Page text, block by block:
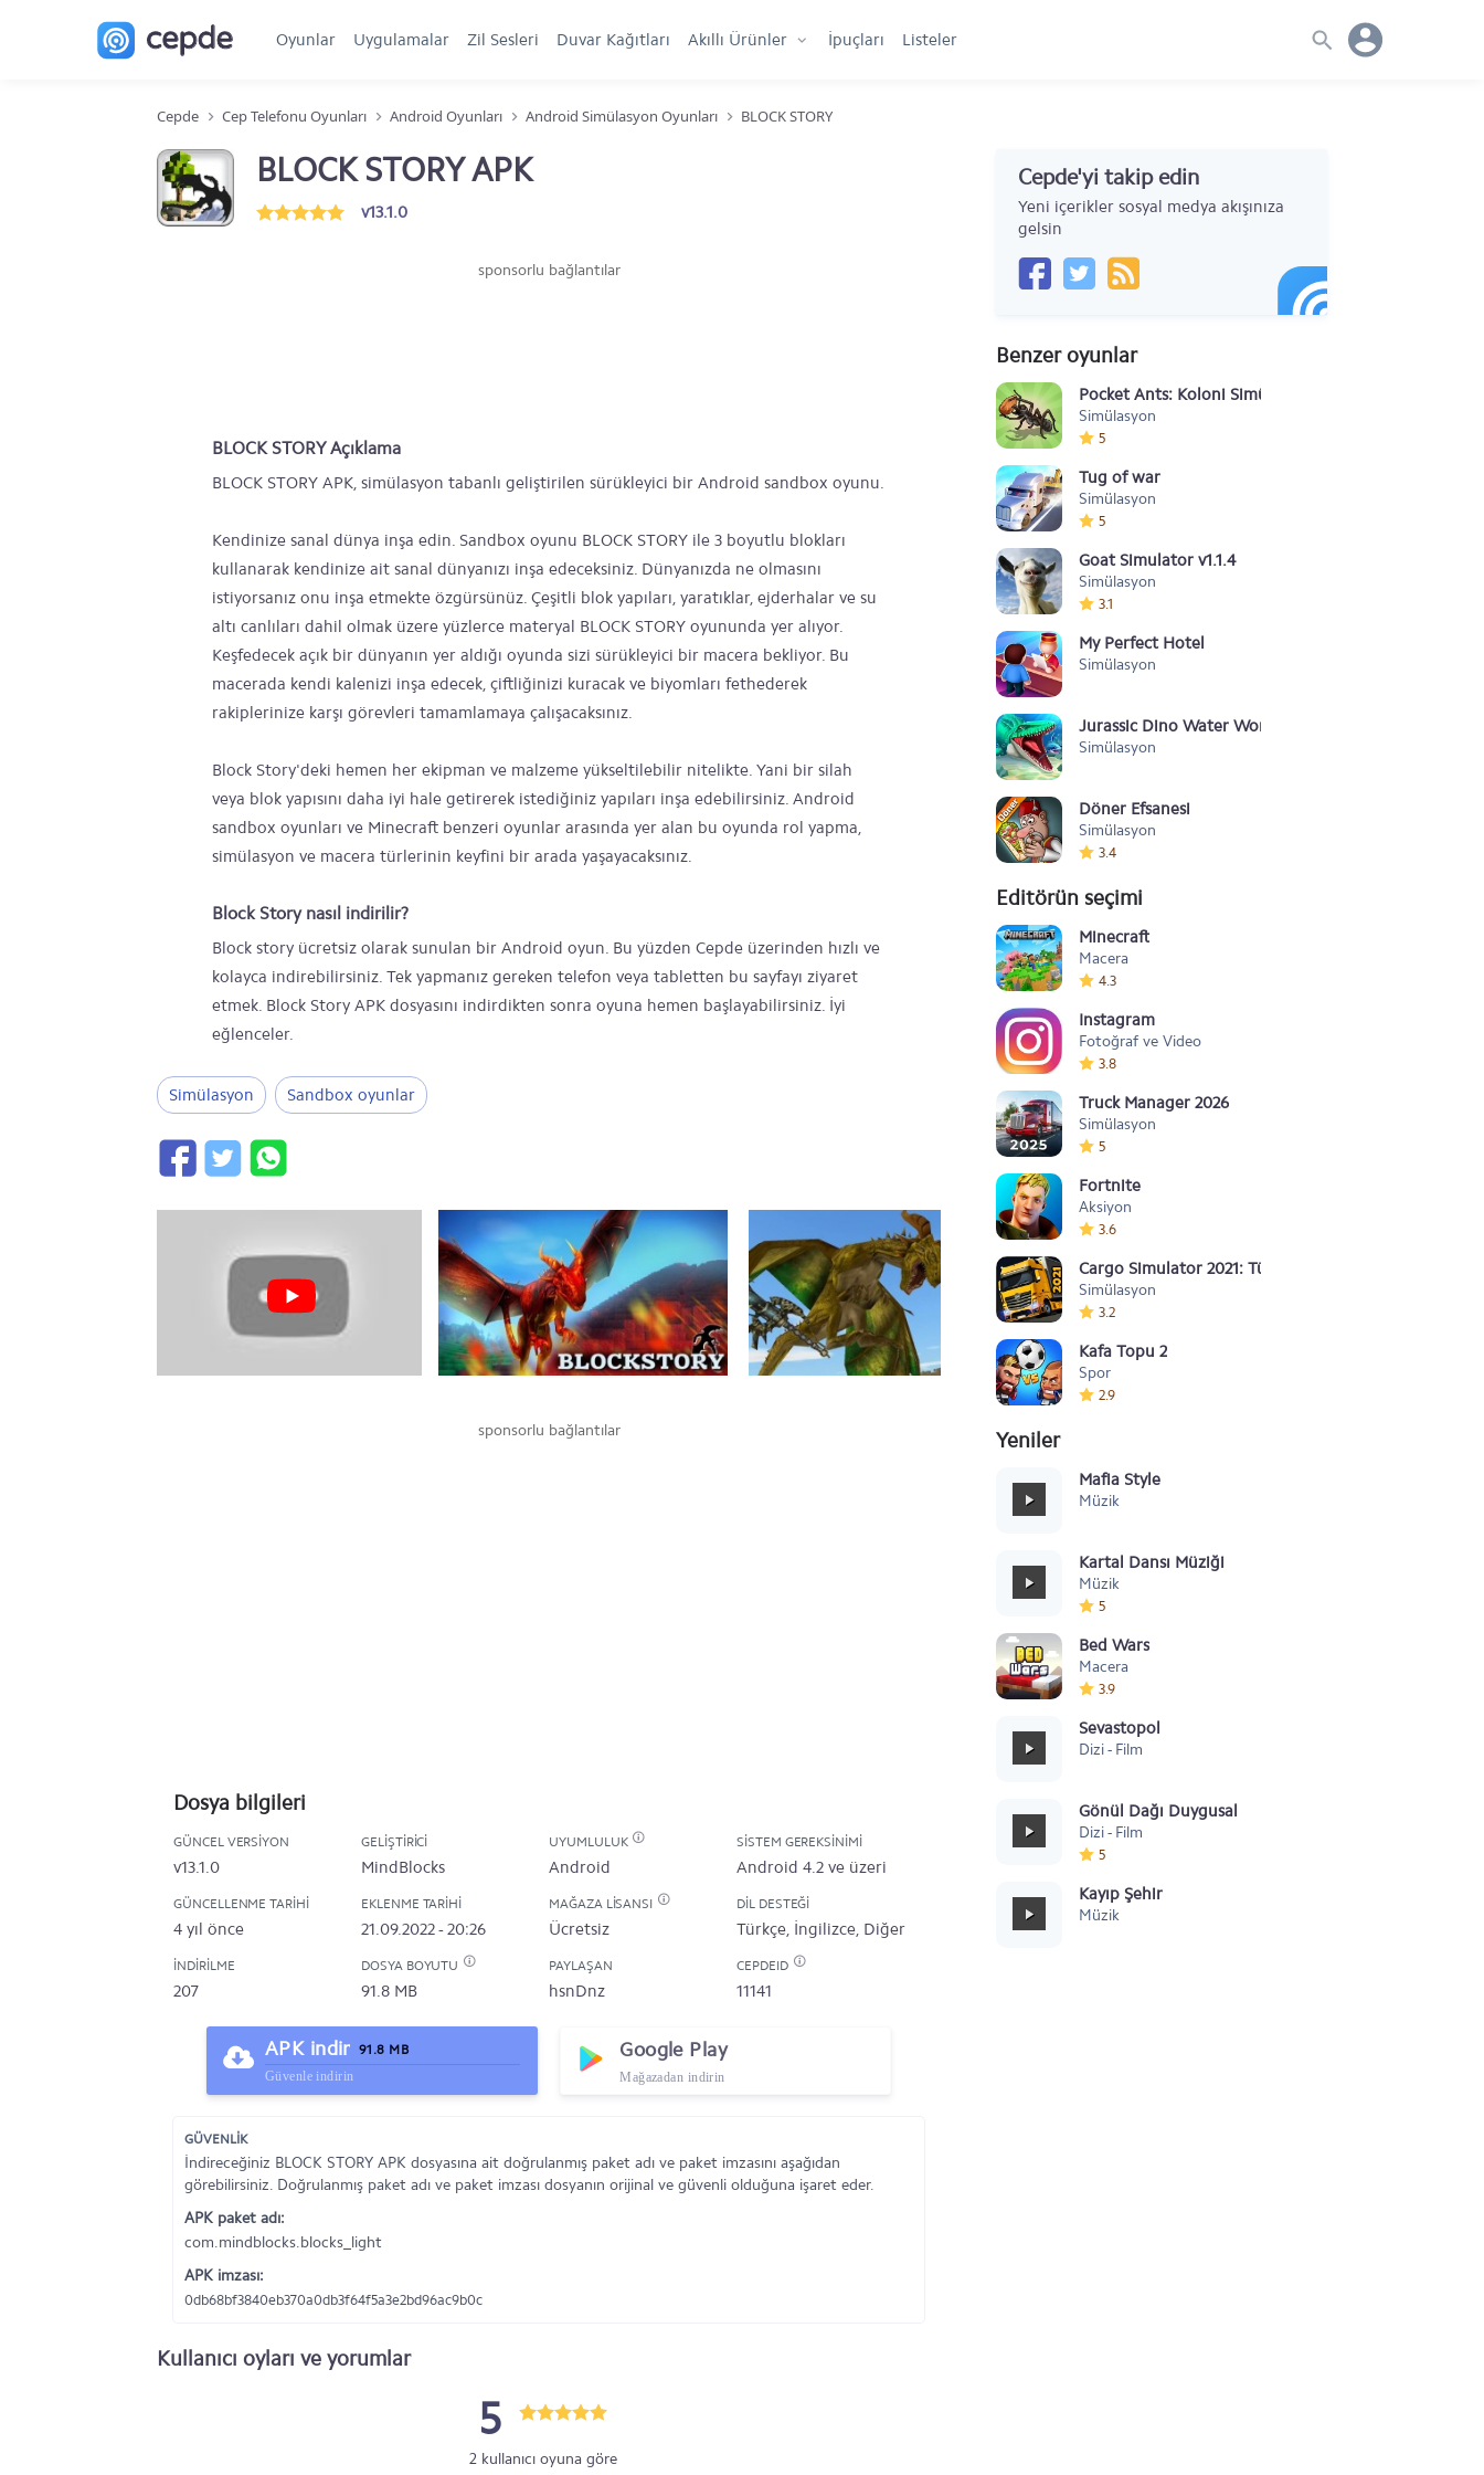
Oyunlar Uygulamalar Zil Sesleri Duvar Kağıtları Akıllı Ürünler İpuçları Listeler
Cepde Cep Telefonu Oyunları Android Oyunları Android Simülasyon Oyunları BLOCK STORY
BLOCK STORY APK
v13.1.0
sponsorlu bağlantılar
BLOCK STORY Açıklama
BLOCK STORY APK, simülasyon tabanlı geliştirilen sürükleyici bir Android sandbox oyunu.
Kendinize sanal dünya inşa edin. Sandbox oyunu BLOCK STORY ile 3 boyutlu blokları
kullanarak kendinize ait sanal dünyanızı inşa edeceksiniz. Dünyanızda ne olmasını
istiyorsanız onu inşa etmekte özgürsünüz. Çeşitli blok yapıları, yaratıklar, ejderhalar ve su
altı canlıları dahil olmak üzere yüzlerce materyal BLOCK STORY oyununda yer alıyor.
Keşfedecek açık bir dünyanın yer aldığı oyunda sizi sürükleyici bir macera bekliyor. Bu
macerada kendi kalenizi inşa edecek, çiftliğinizi kuracak ve biyomları fethederek
rakiplerinize karşı görevleri tamamlamaya çalışacaksınız.
Block Story'deki hemen her ekipman ve malzeme yükseltilebilir nitelikte. Yani bir silah
veya blok yapısını daha iyi hale getirerek istediğiniz yapıları inşa edebilirsiniz. Android
sandbox oyunları ve Minecraft benzeri oyunlar arasında yer alan bu oyunda rol yapma,
simülasyon ve macera türlerinin keyfini bir arada yaşayacaksınız.
Block Story nasıl indirilir?
Block story ücretsiz olarak sunulan bir Android oyun. Bu yüzden Cepde üzerinden hızlı ve
kolayca indirebilirsiniz. Tek yapmanız gereken telefon veya tabletten bu sayfayı ziyaret
etmek. Block Story APK dosyasını indirdikten sonra oyuna hemen başlayabilirsiniz. İyi
eğlenceler.
Simülasyon Sandbox oyunlar
sponsorlu bağlantılar
Dosya bilgileri
GÜNCEL VERSIYON
v13.1.0
GELIŞTIRICI
MindBlocks
UYUMLULUK
Android
SISTEM GEREKSINIMI
Android 4.2 ve üzeri
GÜNCELLENME TARIHI
4 yıl önce
EKLENME TARIHI
21.09.2022 - 20:26
MAĞAZA LISANSI
Ücretsiz
DIL DESTEĞI
Türkçe, İngilizce, Diğer
İNDIRILME
207
DOSYA BOYUTU
91.8 MB
PAYLAŞAN
hsnDnz
CEPDEID
11141
APK indir 91.8 MB
Güvenle indirin
Google Play
Mağazadan indirin
GÜVENLİK
İndireceğiniz BLOCK STORY APK dosyasına ait doğrulanmış paket adı ve paket imzasını aşağıdan
görebilirsiniz. Doğrulanmış paket adı ve paket imzası dosyanın orijinal ve güvenli olduğuna işaret eder.
APK paket adı:
com.mindblocks.blocks_light
APK imzası:
0db68bf3840eb370a0db3f64f5a3e2bd96ac9b0c
Cepde'yi takip edin
Yeni içerikler sosyal medya akışınıza
gelsin
Benzer oyunlar
Pocket Ants: Koloni Simülasyonu
Simülasyon
5
Tug of war
Simülasyon
5
Goat Simulator v1.1.4
Simülasyon
3.1
My Perfect Hotel
Simülasyon
Jurassic Dino Water World
Simülasyon
Döner Efsanesi
Simülasyon
3.4
Editörün seçimi
Minecraft
Macera
4.3
Instagram
Fotoğraf ve Video
3.8
Truck Manager 2026
Simülasyon
5
Fortnite
Aksiyon
3.6
Cargo Simulator 2021: Türkiye
Simülasyon
3.2
Kafa Topu 2
Spor
2.9
Yeniler
Mafia Style
Müzik
Kartal Dansı Müziği
Müzik
5
Bed Wars
Macera
3.9
Sevastopol
Dizi - Film
Gönül Dağı Duygusal
Dizi - Film
5
Kayıp Şehir
Müzik
Kullanıcı oyları ve yorumlar
5
2 kullanıcı oyuna göre